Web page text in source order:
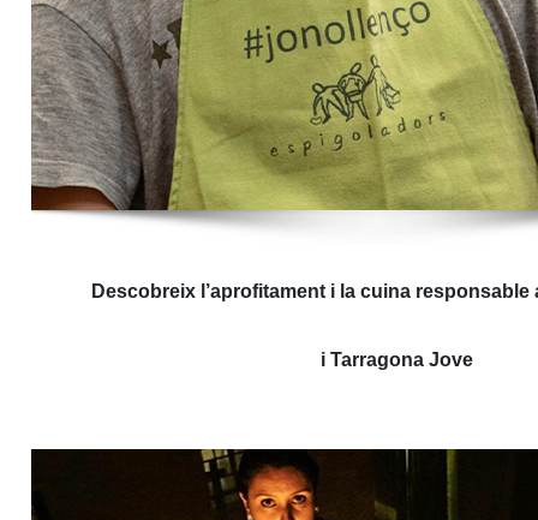
Descobreix l’aprofitament i la cuina
i Tarragona Jove